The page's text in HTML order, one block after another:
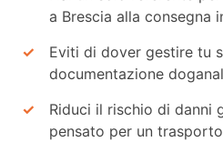
a Brescia alla consegna
Eviti di dover gestire tu
documentazione
Riduci il rischio di danni
pensato per un